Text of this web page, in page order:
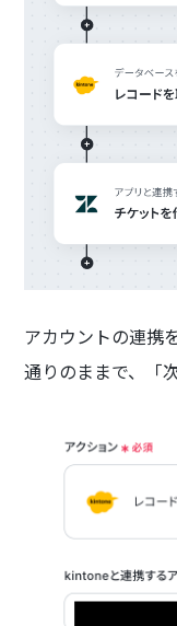
アカウントの連携
通りのままで、「